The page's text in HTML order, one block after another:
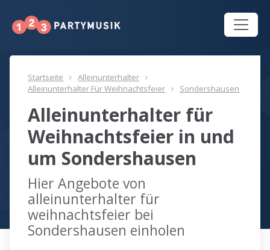
Startseite
Alleinunterhalter
Alleinunterhalter Für Weihnachtsfeier
Sondershausen
Alleinunterhalter für
Weihnachtsfeier in und
um Sondershausen
Hier Angebote von
alleinunterhalter für
weihnachtsfeier bei
Sondershausen einholen